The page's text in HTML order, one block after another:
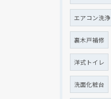
エアコン洗浄
裏木戸補修
洋式トイレ
洗面化粧台